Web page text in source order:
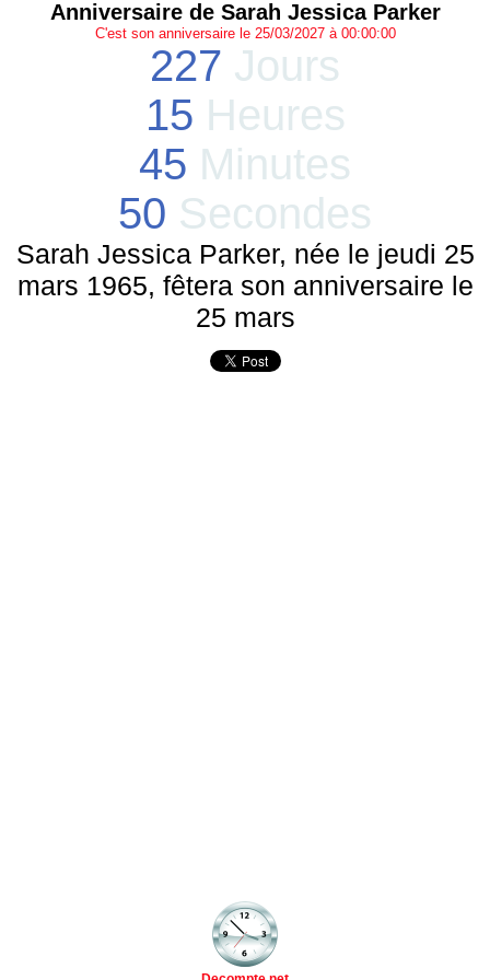
Anniversaire de Sarah Jessica Parker
C'est son anniversaire le 25/03/2027 à 00:00:00
227 Jours
15 Heures
45 Minutes
50 Secondes
Sarah Jessica Parker, née le jeudi 25
mars 1965, fêtera son anniversaire le
25 mars